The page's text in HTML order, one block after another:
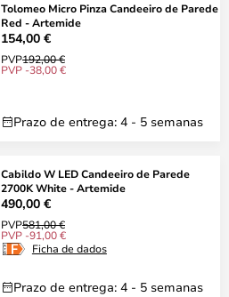
Tolomeo Micro Pinza Candeeiro de Parede
Red - Artemide
154,00 €
PVP192,00 €
PVP -38,00 €
Prazo de entrega: 4 - 5 semanas
Cabildo W LED Candeeiro de Parede
2700K White - Artemide
490,00 €
PVP581,00 €
PVP -91,00 €
Ficha de dados
Prazo de entrega: 4 - 5 semanas